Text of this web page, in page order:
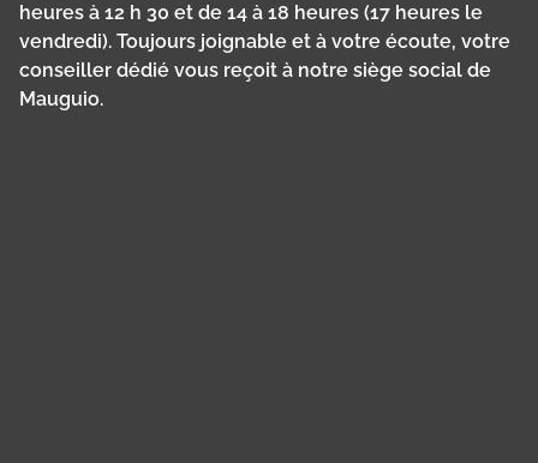
heures à 12 h 30 et de 14 à 18 heures (17 heures le
vendredi). Toujours joignable et à votre écoute, votre
conseiller dédié vous reçoit à notre siège social de
Mauguio.